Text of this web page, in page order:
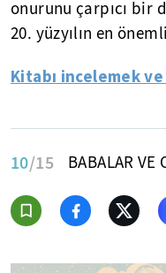
onurunu çarpıcı bir
20. yüzyılın en
Kitabı incelemek
10/15 BABALAR VE